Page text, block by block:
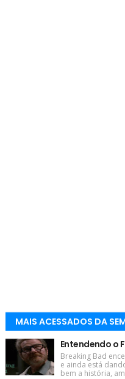
MAIS ACESSADOS DA
Entendendo o
Breaking Bad
e ainda está
bem a história,